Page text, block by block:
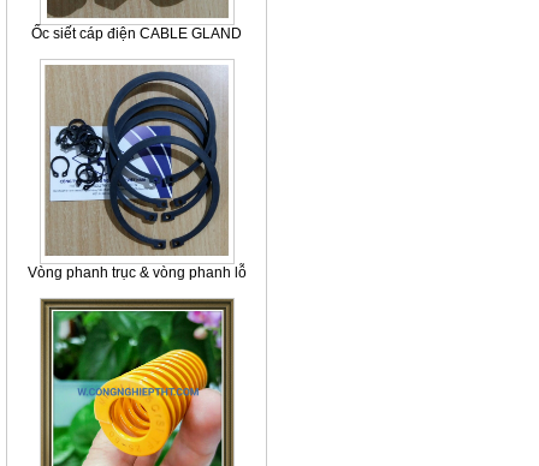
Ốc siết cáp điện CABLE GLAND
Vòng phanh trục & vòng phanh lỗ